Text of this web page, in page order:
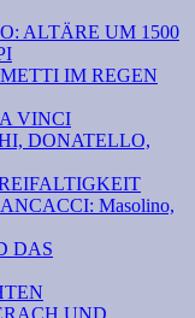
ALTÄRE UM 1500
IM REGEN
VINCI
DONATELLO,
Masolino,
DAS
UND